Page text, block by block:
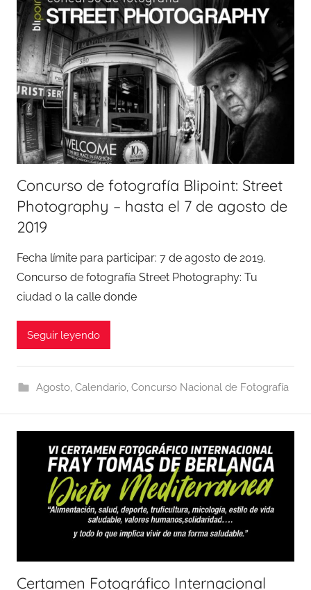
Concurso de fotografía Blipoint: Street
Photography – hasta el 7 de agosto de
2019
Fecha límite para participar: 7 de agosto de 2019.
Concurso de fotografía Street Photography: Tu
ciudad o la calle donde
Seguir leyendo
Agosto, Calendario, Concurso Nacional de Fotografía
Certamen Fotográfico Internacional